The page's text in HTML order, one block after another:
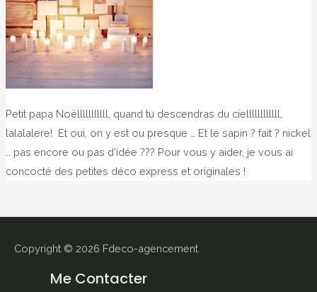
Petit papa Noëlllllllllll, quand tu descendras du ciellllllllllll,
lalalalere! Et oui, on y est ou presque … Et le sapin ? fait ? nickel
… pas encore ou pas d’idée ??? Pour vous y aider, je vous ai
concocté des petites déco express et originales !
Copyright © 2026 Fdeco-agencement
Me Contacter